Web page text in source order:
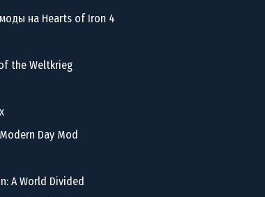
моды на Hearts of Iron 4
the Weltkrieg
Day Mod
A World Divided